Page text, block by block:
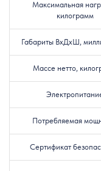
Максимальная
килограмм
Габариты ВxДxШ,
Массе нетто,
Потребляемая
Сертификат